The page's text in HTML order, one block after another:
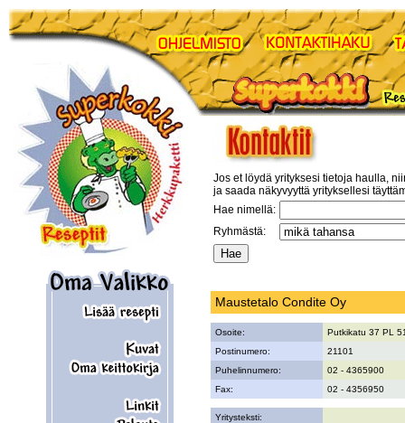
Jos et löydä yrityksesi tietoja haulla,
ja saada näkyvyyttä yrityksellesi
Hae nimellä:
Ryhmästä:
Maustetalo Condite Oy
Osoite:
Putkikatu 37 PL
Postinumero:
21101
Puhelinnumero:
02 - 4365900
Fax:
02 - 4356950
Yritysteksti: